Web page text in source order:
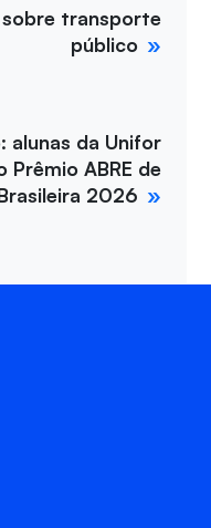
transporte
público
alunas da Unifor
Prêmio ABRE de
2026